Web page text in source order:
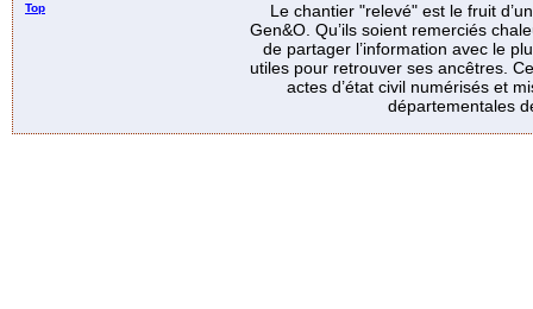
Top
Le chantier "relevé" est le fruit
Gen&O. Qu’ils soient remerciés
de partager l’information avec le
utiles pour retrouver ses ancêtres.
actes d’état civil numérisés et
départementales